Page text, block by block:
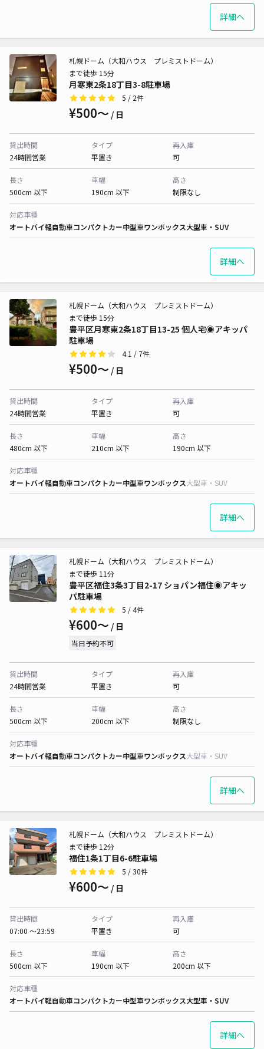
詳細へ
月寒東2条18丁目3-8駐車場
札幌ドーム（大和ハウス プレミストドーム）
まで徒歩 15分
5 / 2件
¥500〜 / 日
貸出時間
24時間営業
タイプ
平置き
再入庫
可
長さ
500cm 以下
車幅
190cm 以下
高さ
制限なし
対応車種
オートバイ軽自動車コンパクトカー中型車ワンボックス大型車・SUV
詳細へ
豊平区月寒東2条18丁目13-25 個人宅◉アキッパ
駐車場
札幌ドーム（大和ハウス プレミストドーム）
まで徒歩 15分
4.1 / 7件
¥500〜 / 日
貸出時間
24時間営業
タイプ
平置き
再入庫
可
長さ
480cm 以下
車幅
210cm 以下
高さ
190cm 以下
対応車種
オートバイ軽自動車コンパクトカー中型車ワンボックス大型車・SUV
詳細へ
豊平区福住3条3丁目2-17 ショパン福住◉アキッ
パ駐車場
札幌ドーム（大和ハウス プレミストドーム）
まで徒歩 11分
5 / 4件
¥600〜 / 日
当日予約不可
貸出時間
24時間営業
タイプ
平置き
再入庫
可
長さ
500cm 以下
車幅
200cm 以下
高さ
制限なし
対応車種
オートバイ軽自動車コンパクトカー中型車ワンボックス大型車・SUV
詳細へ
福住1条1丁目6-6駐車場
札幌ドーム（大和ハウス プレミストドーム）
まで徒歩 12分
5 / 30件
¥600〜 / 日
貸出時間
07:00 〜23:59
タイプ
平置き
再入庫
可
長さ
500cm 以下
車幅
190cm 以下
高さ
200cm 以下
対応車種
オートバイ軽自動車コンパクトカー中型車ワンボックス大型車・SUV
詳細へ